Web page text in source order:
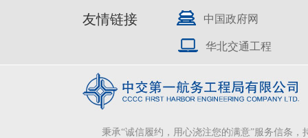
友情链接 中国政府网
华北交通工程
秉承“诚信履约，用心浇注您的满意”服务信条，